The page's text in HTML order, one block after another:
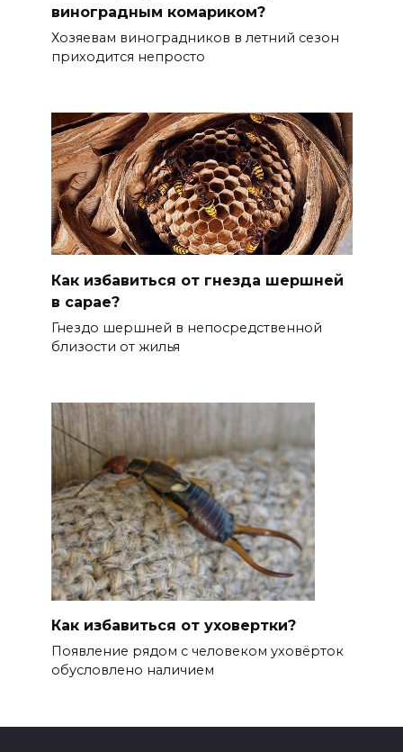
виноградным комариком?
Хозяевам виноградников в летний сезон
приходится непросто
Как избавиться от гнезда шершней
в сарае?
Гнездо шершней в непосредственной
близости от жилья
Как избавиться от уховертки?
Появление рядом с человеком уховёрток
обусловлено наличием